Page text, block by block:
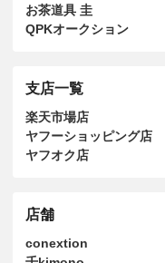
お茶道具 圭
QPKオークション
支店一覧
楽天市場店
ヤフーショッピング店
ヤフオク店
店舗
conextion